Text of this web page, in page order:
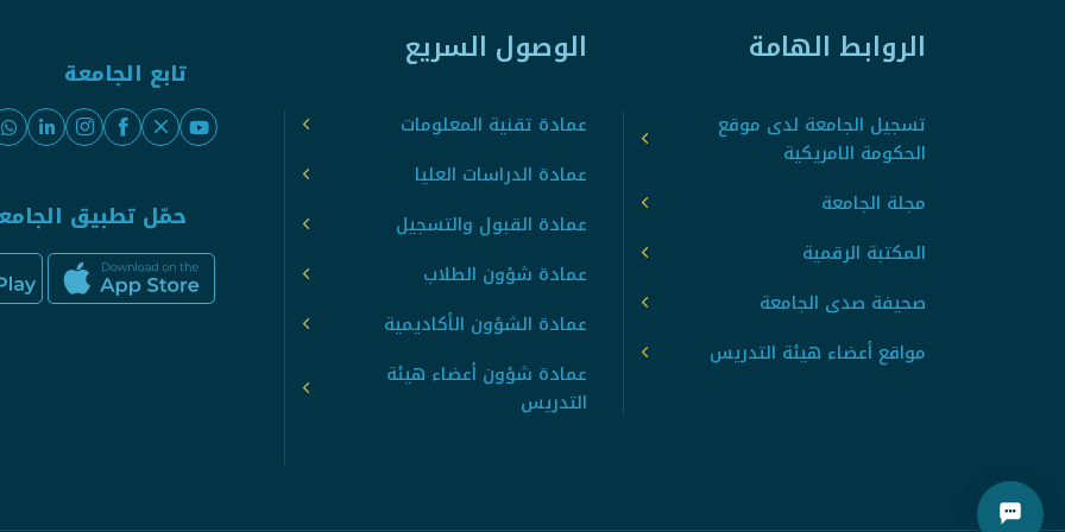
الروابط الهامة
تسجيل الجامعة لدى موقع
الحكومة الامريكية
مجلة الجامعة
المكتبة الرقمية
صحيفة صدى الجامعة
مواقع أعضاء هيئة التدريس
الوصول السريع
عمادة تقنية المعلومات
عمادة الدراسات العليا
عمادة القبول والتسجيل
عمادة شؤون الطلاب
عمادة الشؤون الأكاديمية
عمادة شؤون أعضاء هيئة
التدريس
تابع الجامعة
حمّل تطبيق